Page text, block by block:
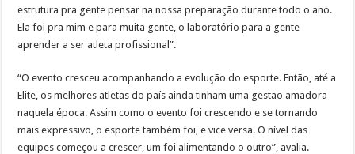
estrutura pra gente pensar na nossa preparação durante todo o ano.
Ela foi pra mim e para muita gente, o laboratório para a gente
aprender a ser atleta profissional”.
“O evento cresceu acompanhando a evolução do esporte. Então, até a
Elite, os melhores atletas do país ainda tinham uma gestão amadora
naquela época. Assim como o evento foi crescendo e se tornando
mais expressivo, o esporte também foi, e vice versa. O nível das
equipes começou a crescer, um foi alimentando o outro”, avalia.